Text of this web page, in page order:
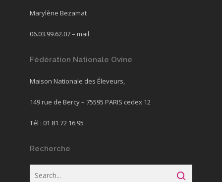
Marylène Bezamat
06.03.99.62.07 – mail
Fédération Nationale Ovine
Maison Nationale des Éleveurs,
149 rue de Bercy – 75595 PARIS cedex 12
Tél : 01 81 72 16 95
Recherche